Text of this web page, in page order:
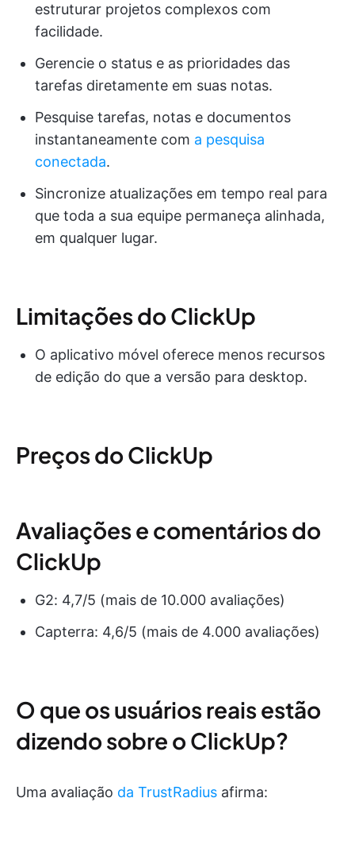
estruturar projetos complexos com
facilidade.
Gerencie o status e as prioridades das
tarefas diretamente em suas notas.
Pesquise tarefas, notas e documentos
instantaneamente com a pesquisa
conectada.
Sincronize atualizações em tempo real para
que toda a sua equipe permaneça alinhada,
em qualquer lugar.
Limitações do ClickUp
O aplicativo móvel oferece menos recursos
de edição do que a versão para desktop.
Preços do ClickUp
Avaliações e comentários do
ClickUp
G2: 4,7/5 (mais de 10.000 avaliações)
Capterra: 4,6/5 (mais de 4.000 avaliações)
O que os usuários reais estão
dizendo sobre o ClickUp?
Uma avaliação da TrustRadius afirma: